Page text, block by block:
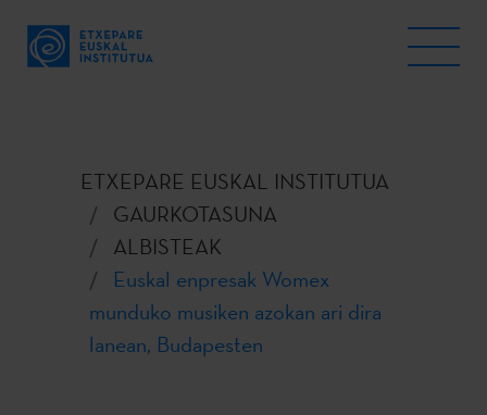
ETXEPARE EUSKAL INSTITUTUA
GAURKOTASUNA
ALBISTEAK
Euskal enpresak Womex
munduko musiken azokan ari dira
lanean, Budapesten